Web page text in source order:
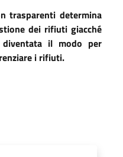
trasparenti determina
dei rifiuti giacché
il modo per
i rifiuti.